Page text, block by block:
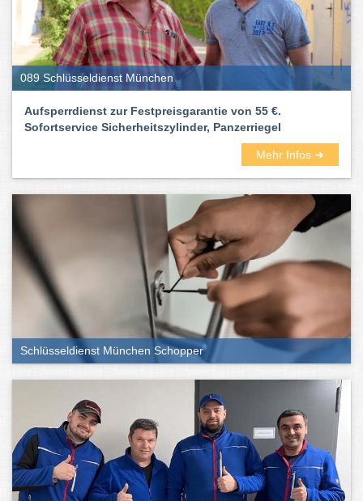
089 Schlüsseldienst München
Aufsperrdienst zur Festpreisgarantie von 55 €.
Sofortservice Sicherheitszylinder, Panzerriegel
Mehr Infos ➜
Schlüsseldienst München Schopper